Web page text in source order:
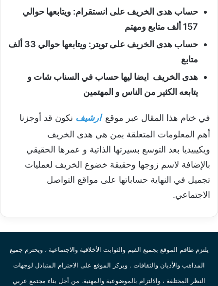
حساب هدى الخريف على انستقرام: ويتابعها حوالي
157 ألف متابع ومهتم
حساب هدى الخريف على تويتر: ويتابعها حوالي 33 ألف
متابع
هدى الخريف ايضا ليها حساب في السناب شات و
يتابعه الكثير من الناس و المهتمين
في ختام هذا المقال عبر موقع ارشيف نكون قد أوجزنا
أهم المعلومات المتعلقة بمن هي هدى الخريف
ويكيبيديا بعد التوسع بسيرتها الذاتية و عمرها الحقيقي
بالإضافة لاسم زوجها وحقيقة خضوع الخريف لعمليات
تجميل في النهاية حساباتها على مواقع التواصل
الاجتماعي.
يلتزم طاقم الموقع بجميع القيم والثوابت الأخلاقية والاجتماعية ، ويحترم جميع
المذاهب والأديان والثقافات . ويركز الموقع على الاحترام المتبادل لوجهات
النظر المختلفة ، والالتزام بالموضوعية والمهنية. من أجل بناء مجتمع عربي